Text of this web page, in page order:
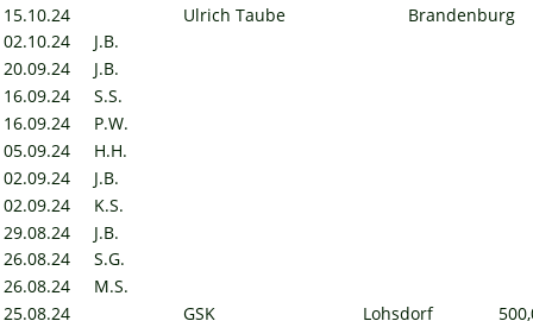
15.10.24
Ulrich Taube
Brandenburg
02.10.24
J.B.
20.09.24
J.B.
16.09.24
S.S.
16.09.24
P.W.
05.09.24
H.H.
02.09.24
J.B.
02.09.24
K.S.
29.08.24
J.B.
26.08.24
S.G.
26.08.24
M.S.
25.08.24
GSK Lohsdorf